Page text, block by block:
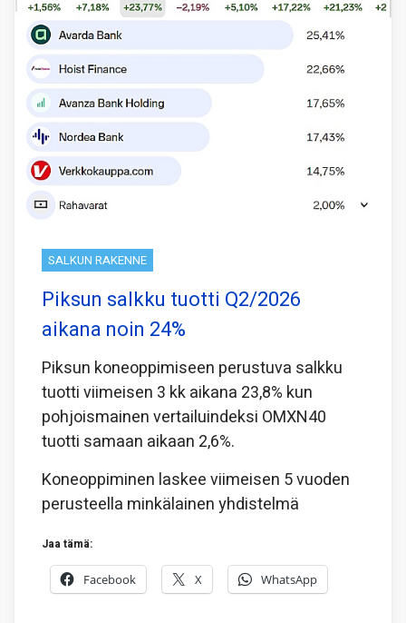
SALKUN RAKENNE
Piksun salkku tuotti Q2/2026
aikana noin 24%
Piksun koneoppimiseen perustuva salkku
tuotti viimeisen 3 kk aikana 23,8% kun
pohjoismainen vertailuindeksi OMXN40
tuotti samaan aikaan 2,6%.
Koneoppiminen laskee viimeisen 5 vuoden
perusteella minkälainen yhdistelmä
Jaa tämä:
Facebook X WhatsApp